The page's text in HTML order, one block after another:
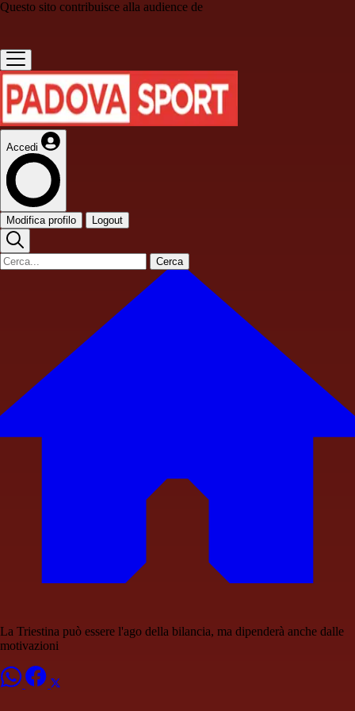
Questo sito contribuisce alla audience de
Accedi
Modifica profilo Logout
Cerca
La Triestina può essere l'ago della bilancia, ma dipenderà anche dalle
motivazioni